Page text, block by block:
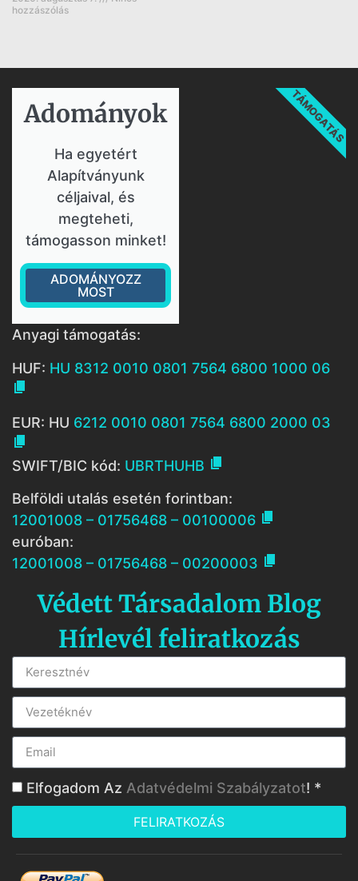
hozzászólás
Adományok​
Ha egyetért
Alapítványunk
céljaival, és
megteheti,
támogasson minket!
ADOMÁNYOZZ
MOST
TÁMOGATÁS
Anyagi támogatás:
HUF: HU 8312 0010 0801 7564 6800 1000 06

EUR: HU 6212 0010 0801 7564 6800 2000 03

SWIFT/BIC kód: UBRTHUHB 
Belföldi utalás esetén forintban:
12001008 – 01756468 – 00100006 
euróban:
12001008 – 01756468 – 00200003 
Védett Társadalom Blog
Hírlevél feliratkozás
Elfogadom Az Adatvédelmi Szabályzatot! *
FELIRATKOZÁS